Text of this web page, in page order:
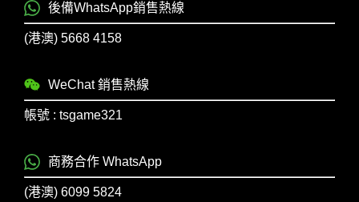
後備WhatsApp銷售熱線
(港澳) 5668 4158
WeChat 銷售熱線
帳號 : tsgame321
商務合作 WhatsApp
(港澳) 6099 5824